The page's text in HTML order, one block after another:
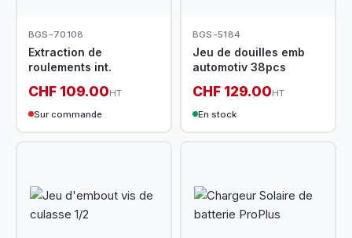
BGS-70108
Extraction de
roulements int.
CHF 109.00HT
Sur commande
BGS-5184
Jeu de douilles emb
automotiv 38pcs
CHF 129.00HT
En stock